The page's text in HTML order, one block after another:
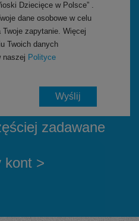
Dziecięce w Polsce” .
dane osobowe w celu
zapytanie. Więcej
Twoich danych
naszej Polityce
zadawane
kont >